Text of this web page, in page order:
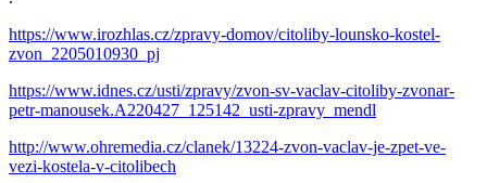
https://www.irozhlas.cz/zpravy-domov/citoliby-lounsko-kostel-
zvon_2205010930_pj
https://www.idnes.cz/usti/zpravy/zvon-sv-vaclav-citoliby-zvonar-
petr-manousek.A220427_125142_usti-zpravy_mendl
http://www.ohremedia.cz/clanek/13224-zvon-vaclav-je-zpet-ve-
vezi-kostela-v-citolibech